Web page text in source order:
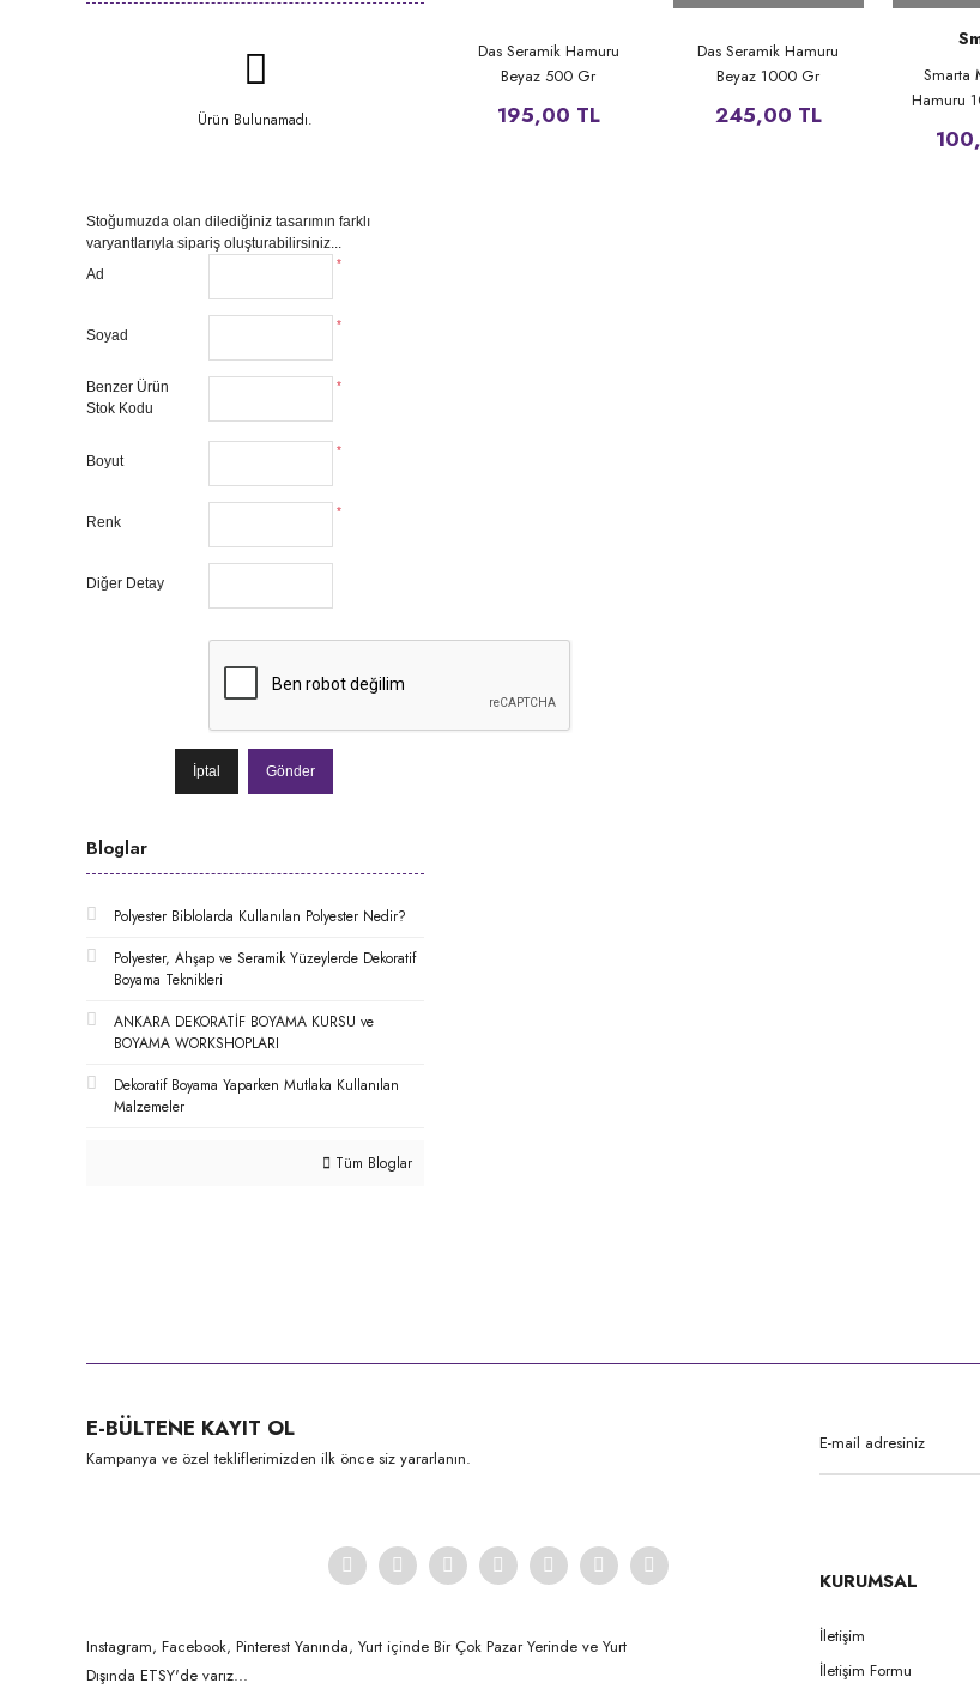
Ürün Bulunamadı.
Stoğumuzda olan dilediğiniz tasarımın farklı
varyantlarıyla sipariş oluşturabilirsiniz...
Ad
*
Soyad
*
Benzer Ürün
Stok Kodu
*
Boyut
*
Renk
*
Diğer Detay
İptal Gönder
Bloglar
Polyester Biblolarda Kullanılan Polyester Nedir?
Polyester, Ahşap ve Seramik Yüzeylerde Dekoratif
Boyama Teknikleri
ANKARA DEKORATİF BOYAMA KURSU ve
BOYAMA WORKSHOPLARI
Dekoratif Boyama Yaparken Mutlaka Kullanılan
Malzemeler
Tüm Bloglar
Das Seramik Hamuru
Beyaz 500 Gr
195,00 TL
Das Seramik Hamuru
Beyaz 1000 Gr
245,00 TL
Smarta
Hamuru
E-BÜLTENE KAYIT OL
Kampanya ve özel tekliflerimizden ilk önce siz yararlanın.
Instagram, Facebook, Pinterest Yanında, Yurt içinde Bir Çok Pazar Yerinde ve Yurt
Dışında ETSY'de varız...
KURUMSAL
İletişim
İletişim Formu